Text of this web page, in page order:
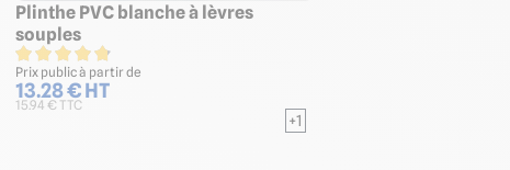
Plinthe PVC blanche à lèvres
souples
Prix public à partir de
13.28 € HT
15.94 € TTC
+1